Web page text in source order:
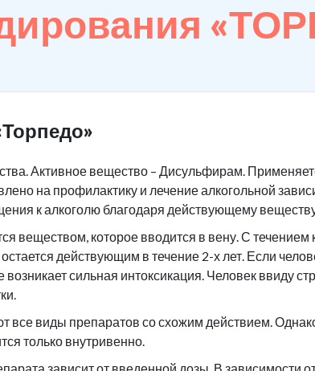
Активное вещество – Дисульфирам.
на профилактику и лечение алкогольной
к алкоголю благодаря действующему
веществом, которое вводится в вену. С течением
действующим в течение 2-х лет. Если
возникает сильная интоксикация. Человек ввиду
все виды препаратов со схожим действием.
только внутривенно.